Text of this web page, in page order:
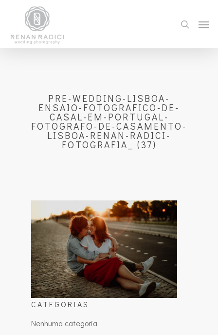
PRE-WEDDING-LISBOA-
ENSAIO-FOTOGRAFICO-DE-
CASAL-EM-PORTUGAL-
FOTOGRAFO-DE-CASAMENTO-
LISBOA-RENAN-RADICI-
FOTOGRAFIA_ (37)
CATEGORIAS
Nenhuma categoria